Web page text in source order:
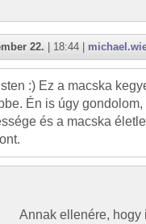
22. | 18:44 |
:) Ez a macska
Én is úgy
és a macska
Annak ellenére, hogy